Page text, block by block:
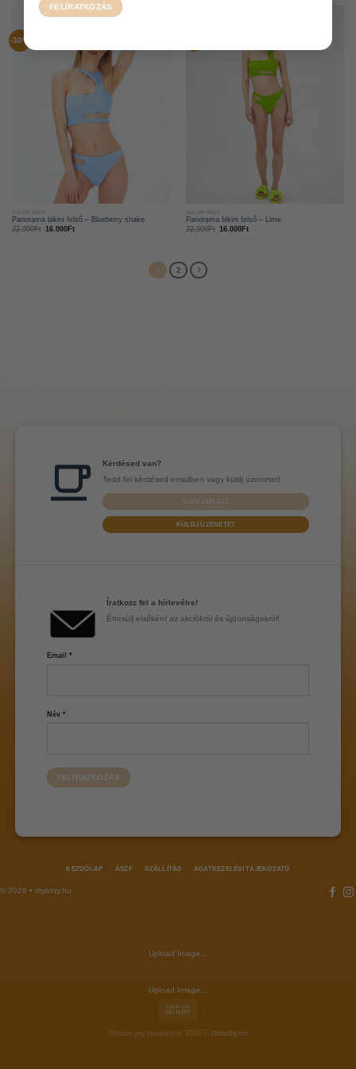
-30%
Panorama bikini felső – Blueberry shake
22.900Ft 16.000 Ft
Panorama bikini felső – Lime
22.900Ft 16.000 Ft
1 2
Kérdésed van?
Tedd fel kérdésed emailben vagy küldj üzenetet!
KÜLDJ EMAILT
KÜLDJ ÜZENETET
Íratkozz fel a hírlevélre!
Értesülj elsőként az akciókról és újdonságokról!
Email *
Név *
© 2026 • ittybitty.hu
KEZDŐLAP ÁSZF SZÁLLÍTÁS ADATKEZELÉSI TÁJÉKOZATÓ
Upload Image...
Upload Image...
Minden jog fenntartva! 2026 © Ittibitty.hu